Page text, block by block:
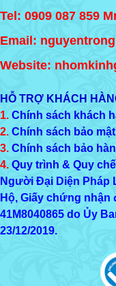
Tel: 0909 087 859
Email:
Website:
HỖ TRỢ KHÁCH
1. Chính sách khách
2. Chính sách bảo
3. Chính sách bảo
4. Quy trình & Quy
Người Đại Diện Pháp
Hộ, Giấy chứng
41M8040865 do Ủy
23/12/2019.